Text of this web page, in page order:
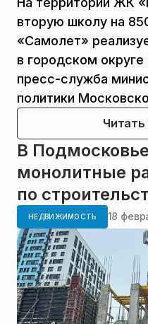
вторую школу на
«Самолет»
в городском
пресс-служба
политики
В
монолитные
по
НЕДВИЖИМОСТЬ 18